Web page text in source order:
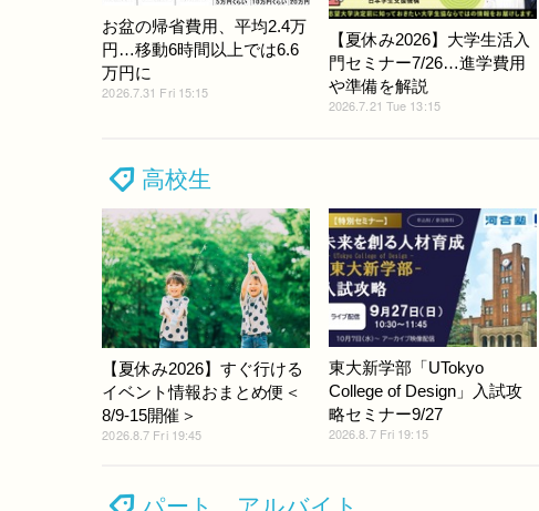
お盆の帰省費用、平均2.4万
円…移動6時間以上では6.6
万円に
2026.7.31 Fri 15:15
【夏休み2026】大学生活入
門セミナー7/26…進学費用
や準備を解説
2026.7.21 Tue 13:15
高校生
【夏休み2026】すぐ行ける
イベント情報おまとめ便＜
8/9-15開催＞
2026.8.7 Fri 19:45
東大新学部「UTokyo
College of Design」入試攻
略セミナー9/27
2026.8.7 Fri 19:15